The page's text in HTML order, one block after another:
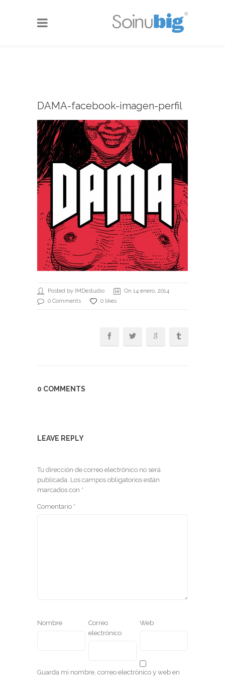
DAMA-facebook-imagen-perfil
Posted by IMDestudio
On 14 enero, 2014
0 Comments
0 likes
0 COMMENTS
LEAVE REPLY
Tu dirección de correo electrónico no será
publicada. Los campos obligatorios están
marcados con *
Comentario *
Nombre
Correo
electrónico
Web
Guarda mi nombre, correo electrónico y web en